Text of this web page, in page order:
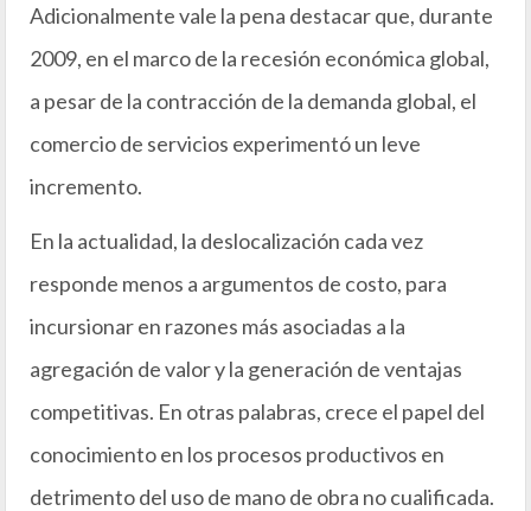
Adicionalmente vale la pena destacar que, durante
2009, en el marco de la recesión económica global,
a pesar de la contracción de la demanda global, el
comercio de servicios experimentó un leve
incremento.
En la actualidad, la deslocalización cada vez
responde menos a argumentos de costo, para
incursionar en razones más asociadas a la
agregación de valor y la generación de ventajas
competitivas. En otras palabras, crece el papel del
conocimiento en los procesos productivos en
detrimento del uso de mano de obra no cualificada.